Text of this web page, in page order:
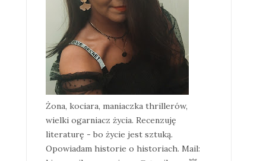
Żona, kociara, maniaczka thrillerów,
wielki ogarniacz życia. Recenzuję
literaturę - bo życie jest sztuką.
Opowiadam historie o historiach. Mail: